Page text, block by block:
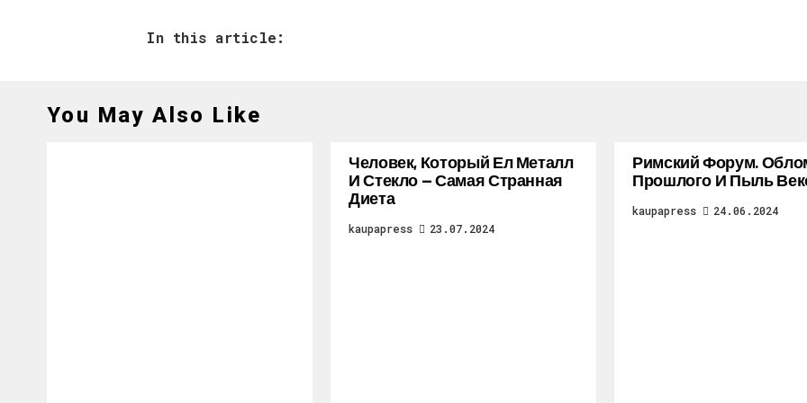
In this article:
You May Also Like
Человек, Который Ел Металл
И Стекло — Самая Странная
Диета
kaupapress 23.07.2024
Римский Форум.
Прошлого И Пыль
kaupapress 24.06.2024